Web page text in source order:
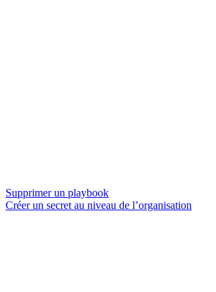
Supprimer un playbook
Créer un secret au niveau de l’organisation